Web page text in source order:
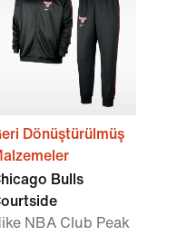
Dönüştürülmüş
Bulls
NBA Club Peak